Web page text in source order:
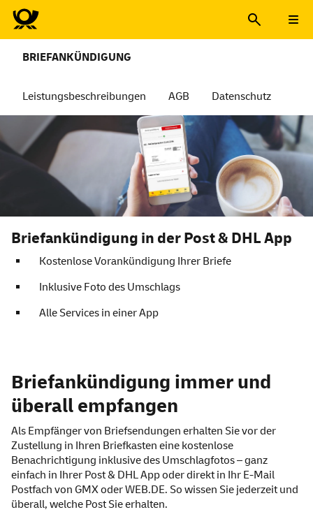
BRIEFANKÜNDIGUNG
Leistungsbeschreibungen AGB Datenschutz
Briefankündigung in der Post & DHL App
Kostenlose Vorankündigung Ihrer Briefe
Inklusive Foto des Umschlags
Alle Services in einer App
Briefankündigung –
Briefankündigung immer und
überall empfangen
Als Empfänger von Briefsendungen erhalten Sie vor der
Zustellung in Ihren Briefkasten eine kostenlose
Benachrichtigung inklusive des Umschlagfotos – ganz
einfach in Ihrer Post & DHLAppoder direkt in Ihr E-Mail
Postfach von GMXoderWEB.DE. So wissen Sie jederzeit und
überall, welche Post Sie erhalten.